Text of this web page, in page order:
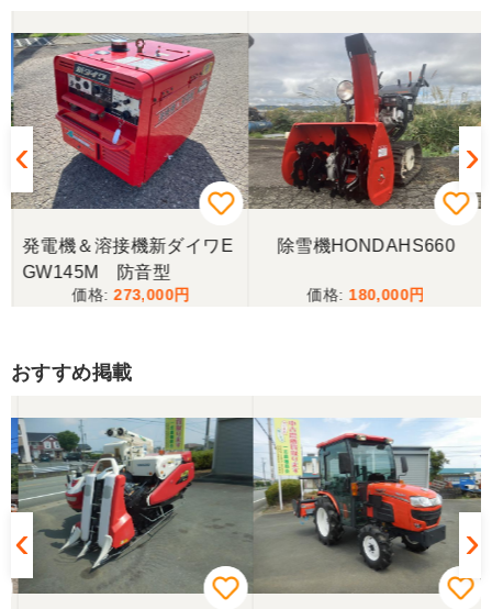
発電機＆溶接機新ダイワE
GW145M 防音型
273,000
除雪機HONDAHS660
180,000
おすすめ掲載